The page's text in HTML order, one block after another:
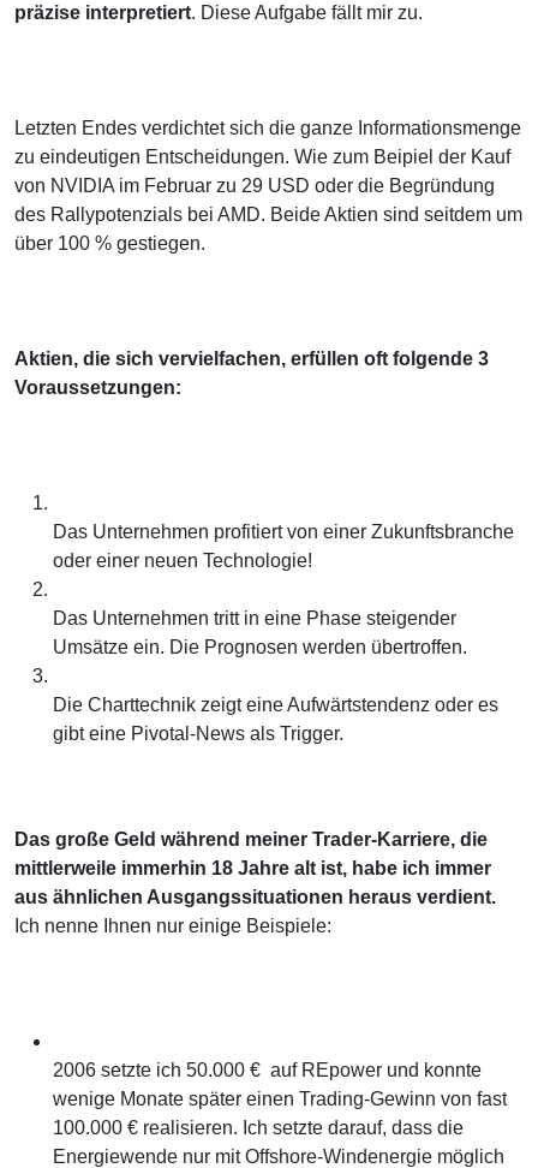
präzise interpretiert. Diese Aufgabe fällt mir zu.
Letzten Endes verdichtet sich die ganze Informationsmenge
zu eindeutigen Entscheidungen. Wie zum Beipiel der Kauf
von NVIDIA im Februar zu 29 USD oder die Begründung
des Rallypotenzials bei AMD. Beide Aktien sind seitdem um
über 100 % gestiegen.
Aktien, die sich vervielfachen, erfüllen oft folgende 3
Voraussetzungen:
Das Unternehmen profitiert von einer Zukunftsbranche
oder einer neuen Technologie!
Das Unternehmen tritt in eine Phase steigender
Umsätze ein. Die Prognosen werden übertroffen.
Die Charttechnik zeigt eine Aufwärtstendenz oder es
gibt eine Pivotal-News als Trigger.
Das große Geld während meiner Trader-Karriere, die
mittlerweile immerhin 18 Jahre alt ist, habe ich immer
aus ähnlichen Ausgangssituationen heraus verdient.
Ich nenne Ihnen nur einige Beispiele:
2006 setzte ich 50.000 € auf REpower und konnte
wenige Monate später einen Trading-Gewinn von fast
100.000 € realisieren. Ich setzte darauf, dass die
Energiewende nur mit Offshore-Windenergie möglich